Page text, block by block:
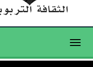
Toggle